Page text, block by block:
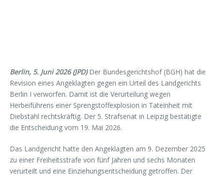
Berlin, 5. Juni 2026 (JPD)Der Bundesgerichtshof (BGH) hat die
Revision eines Angeklagten gegen ein Urteil des Landgerichts
Berlin I verworfen. Damit ist die Verurteilung wegen
Herbeiführens einer Sprengstoffexplosion in Tateinheit mit
Diebstahl rechtskräftig. Der 5. Strafsenat in Leipzig bestätigte
die Entscheidung vom 19. Mai 2026.
Das Landgericht hatte den Angeklagten am 9. Dezember 2025
zu einer Freiheitsstrafe von fünf Jahren und sechs Monaten
verurteilt und eine Einziehungsentscheidung getroffen. Der